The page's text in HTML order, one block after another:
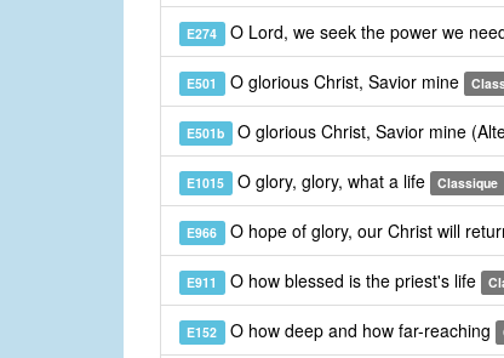
E274 O Lord, we seek the power we
E501 O glorious Christ, Savior mine
E501b O glorious Christ, Savior mine
E1015 O glory, glory, what a life Classique
E966 O hope of glory, our Christ will
E911 O how blessed is the priest's life
E152 O how deep and how far-reaching